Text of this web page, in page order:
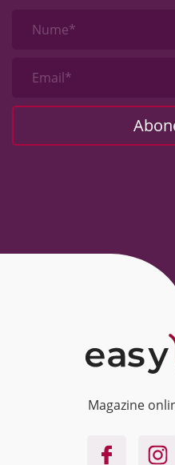
Nume*
Email*
Magazine